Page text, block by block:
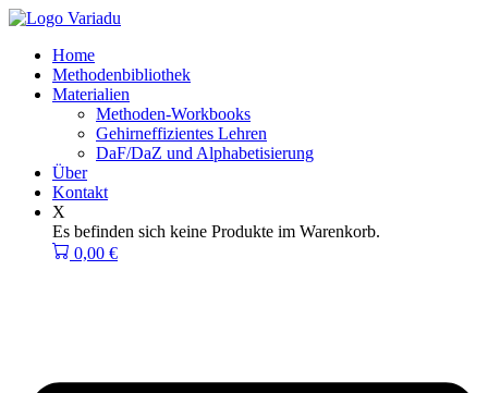
Zum
springenHome
Methodenbibliothek
Materialien
Methoden-Workbooks
Gehirneffizientes Lehren
DaF/DaZ und Alphabetisierung
Über
Kontakt
X
Es befinden sich keine Produkte im Warenkorb.
0,00 €